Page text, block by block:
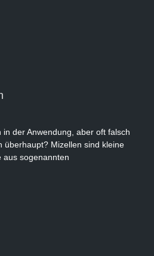
in der Anwendung, aber oft falsch
überhaupt? Mizellen sind kleine
aus sogenannten